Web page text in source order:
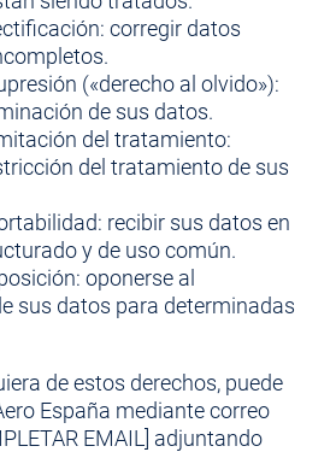
corregir datos
(«derecho al olvido»):
de sus datos.
del tratamiento:
del tratamiento de sus
recibir sus datos en
y de uso común.
oponerse al
sus datos para determinadas
de estos derechos, puede
España mediante correo
EMAIL] adjuntando